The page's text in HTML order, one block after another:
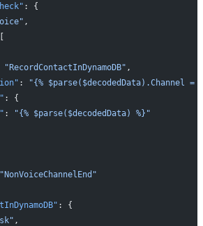
: {
,
"RecordContactInDynamoDB" ,
: "{% $parse($decodedData).Channel =
: {
:
"{% $parse($decodedData) %}"
"NonVoiceChannelEnd"
: {
,